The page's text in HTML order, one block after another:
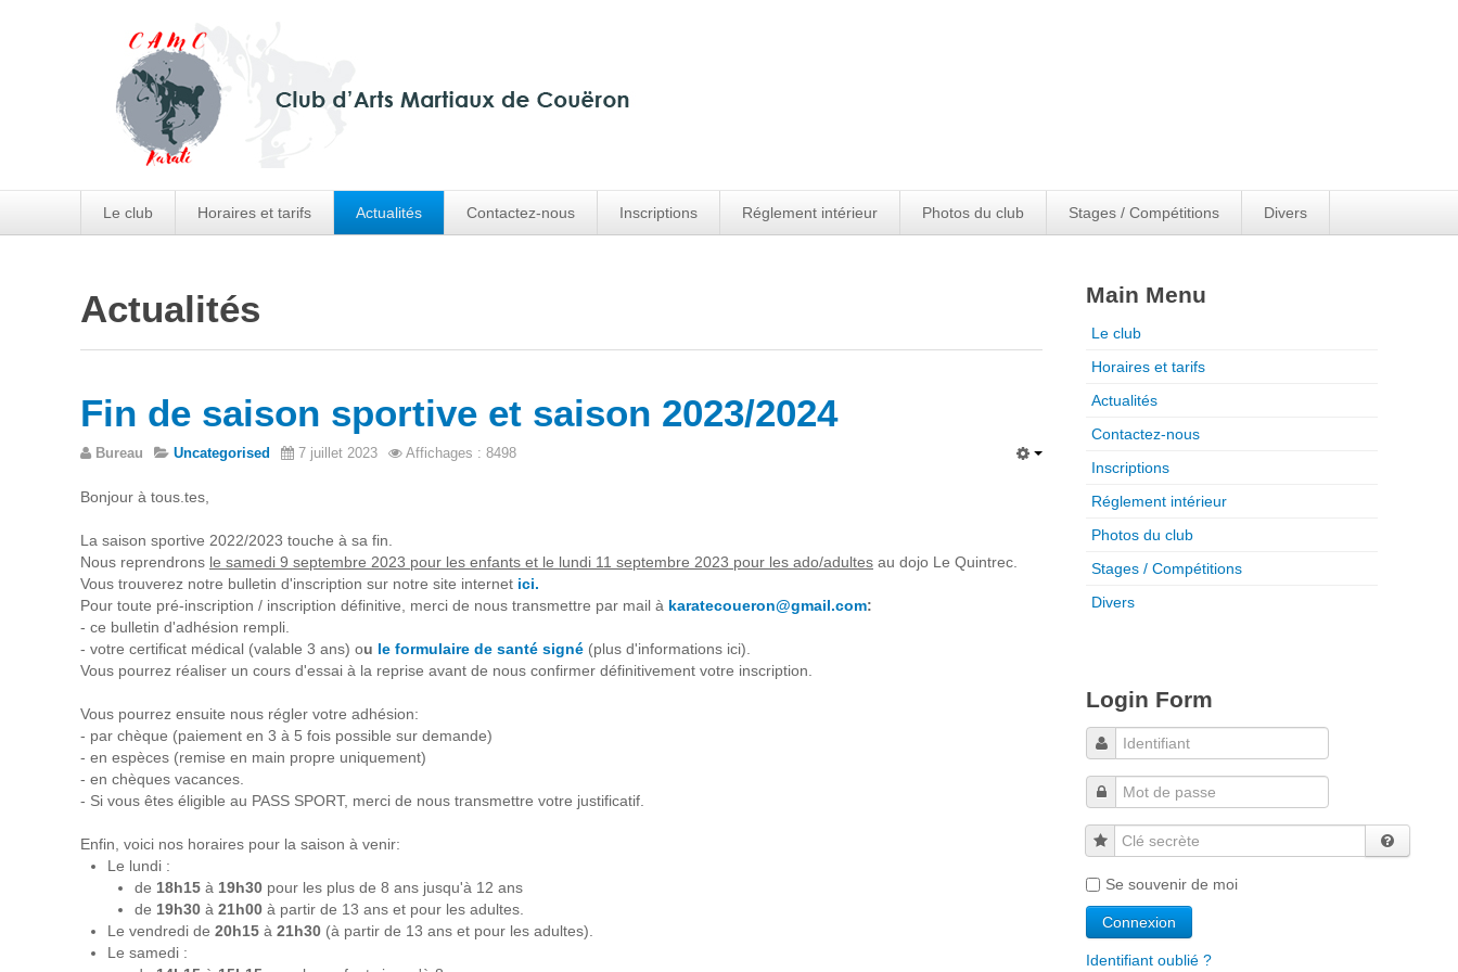
Le club Horaires et tarifs Actualités Contactez-nous Inscriptions Réglement intérieur Photos du club Stages / Compétitions Divers
Actualités
Fin de saison sportive et saison 2023/2024
Bureau Uncategorised 7 juillet 2023 Affichages : 8498
Bonjour à tous.tes,
La saison sportive 2022/2023 touche à sa fin.
Nous reprendrons le samedi 9 septembre 2023 pour les enfants et le lundi 11 septembre 2023 pour les ado/adultes au dojo Le Quintrec.
Vous trouverez notre bulletin d'inscription sur notre site internet ici.
Pour toute pré-inscription / inscription définitive, merci de nous transmettre par mail à karatecoueron@gmail.com:
- ce bulletin d'adhésion rempli.
- votre certificat médical (valable 3 ans) ou le formulaire de santé signé (plus d'informations ici).
Vous pourrez réaliser un cours d'essai à la reprise avant de nous confirmer définitivement votre inscription.
Vous pourrez ensuite nous régler votre adhésion:
- par chèque (paiement en 3 à 5 fois possible sur demande)
- en espèces (remise en main propre uniquement)
- en chèques vacances.
- Si vous êtes éligible au PASS SPORT, merci de nous transmettre votre justificatif.
Enfin, voici nos horaires pour la saison à venir:
Le lundi :
de 18h15 à 19h30 pour les plus de 8 ans jusqu'à 12 ans
de 19h30 à 21h00 à partir de 13 ans et pour les adultes.
Le vendredi de 20h15 à 21h30 (à partir de 13 ans et pour les adultes).
Le samedi :
Main Menu
Le club
Horaires et tarifs
Actualités
Contactez-nous
Inscriptions
Réglement intérieur
Photos du club
Stages / Compétitions
Divers
Login Form
Clé secrète
Se souvenir de moi
Identifiant oublié ?